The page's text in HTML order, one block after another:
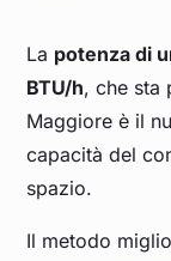
La potenza di
BTU/h, che sta
Maggiore è il
capacità del
spazio.
Il metodo